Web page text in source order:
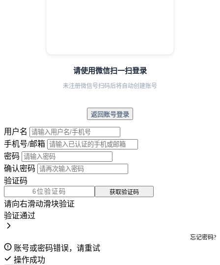
请使用微信扫一扫登录
未注册微信号扫码后将自动创建账号
返回账号登录
用户名
手机号/邮箱
密码
确认密码
验证码
获取验证码
请向右滑动滑块验证
验证通过
忘记密码?
账号或密码错误，请重试
操作成功